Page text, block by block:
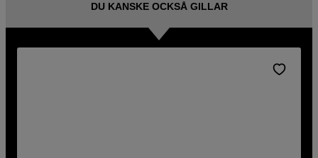
DU KANSKE OCKSÅ GILLAR